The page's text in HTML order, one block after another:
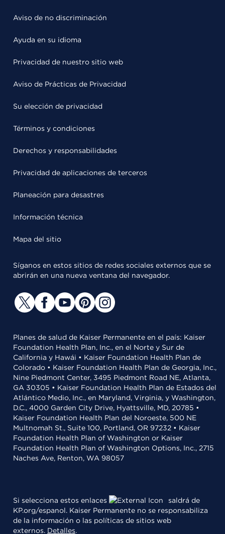
Aviso de no discriminación
Ayuda en su idioma
Privacidad de nuestro sitio web
Aviso de Prácticas de Privacidad
Su elección de privacidad
Términos y condiciones
Derechos y responsabilidades
Privacidad de aplicaciones de terceros
Planeación para desastres
Información técnica
Mapa del sitio
Síganos en estos sitios de redes sociales externos que se
abrirán en una nueva ventana del navegador.
Planes de salud de Kaiser Permanente en el país: Kaiser
Foundation Health Plan, Inc., en el Norte y Sur de
California y Hawái • Kaiser Foundation Health Plan de
Colorado • Kaiser Foundation Health Plan de Georgia, Inc.,
Nine Piedmont Center, 3495 Piedmont Road NE, Atlanta,
GA 30305 • Kaiser Foundation Health Plan de Estados del
Atlántico Medio, Inc., en Maryland, Virginia, y Washington,
D.C., 4000 Garden City Drive, Hyattsville, MD, 20785 •
Kaiser Foundation Health Plan del Noroeste, 500 NE
Multnomah St., Suite 100, Portland, OR 97232 • Kaiser
Foundation Health Plan of Washington or Kaiser
Foundation Health Plan of Washington Options, Inc., 2715
Naches Ave, Renton, WA 98057
Si selecciona estos enlaces
saldrá de
KP.org/espanol. Kaiser Permanente no se responsabiliza
de la información o las políticas de sitios web
externos. Detalles.